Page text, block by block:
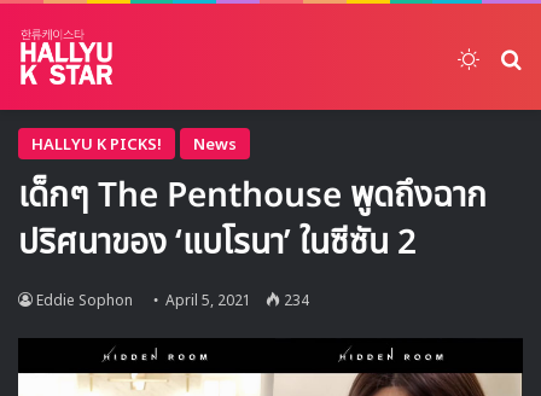
HALLYU K PICKS! News
เด็กๆ The Penthouse พูดถึงฉาก
ปริศนาของ ‘แบโรนา’ ในซีซัน 2
Eddie Sophon April 5, 2021 234